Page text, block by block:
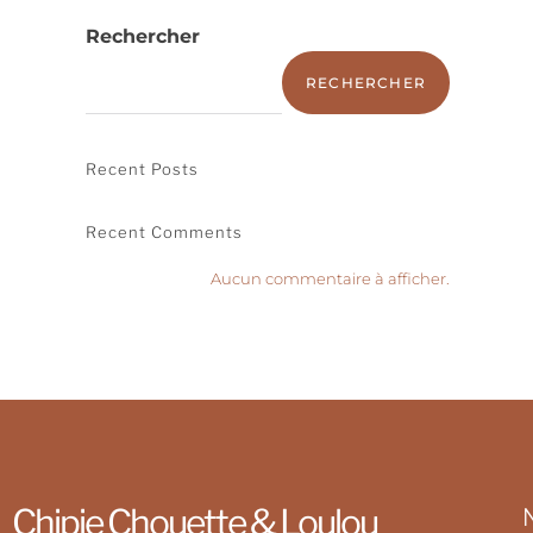
Rechercher
RECHERCHER
Recent Posts
Recent Comments
Aucun commentaire à afficher.
Chipie Chouette & Loulou